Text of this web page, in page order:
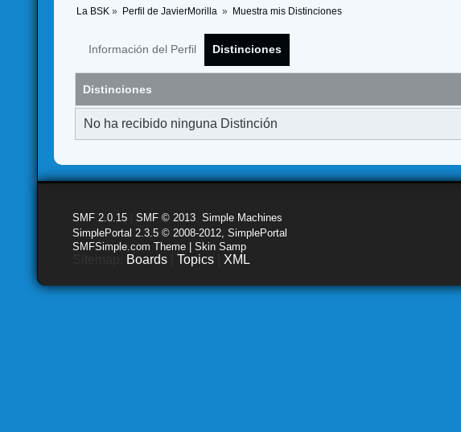
La BSK » Perfil de JavierMorilla » Muestra mis Distinciones
Información del Perfil Distinciones
Distinciones
No ha recibido ninguna Distinción
SMF 2.0.15 |SMF © 2013 ,Simple Machines
SimplePortal 2.3.5 © 2008-2012, SimplePortal
SMFSimple.com Theme | Skin Samp
Boards |Topics XML